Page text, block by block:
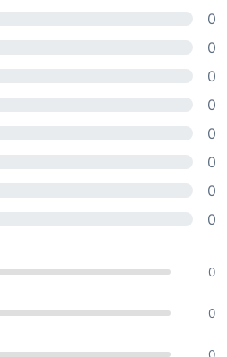
0
0
0
0
0
0
0
0
0
0